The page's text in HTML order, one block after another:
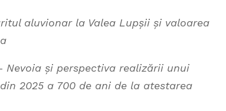
aluvionar la Valea Lupșii și valoarea
Nevoia și perspectiva realizării unui
2025 a 700 de ani de la atestarea